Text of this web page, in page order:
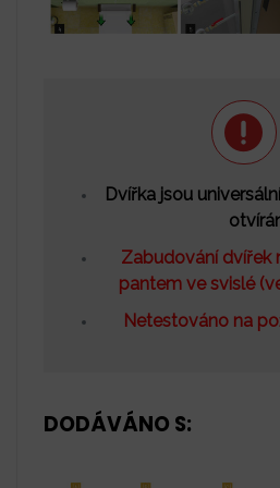
Dvířka jsou
Zabudování dvířek
pantem ve svislé
Netestováno na
DODÁVÁNO S: